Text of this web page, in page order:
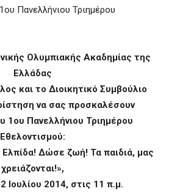
Πανελλήνιου Τριημέρου
Ολυμπιακής Ακαδημίας της
Ελλάδας
και το Διοικητικό Συμβούλιο
να σας προσκαλέσουν
1ου Πανελλήνιου Τριημέρου
Εθελοντισμού:
Δώσε ζωή! Τα παιδιά, μας
χρειάζονται!»,
Ιουλίου 2014, στις 11 π.μ.